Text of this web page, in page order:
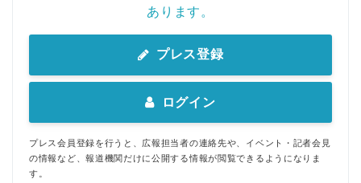
あります。
プレス登録
ログイン
プレス会員登録を行うと、広報担当者の連絡先や、イベント・記者会見
の情報など、報道機関だけに公開する情報が閲覧できるようになりま
す。